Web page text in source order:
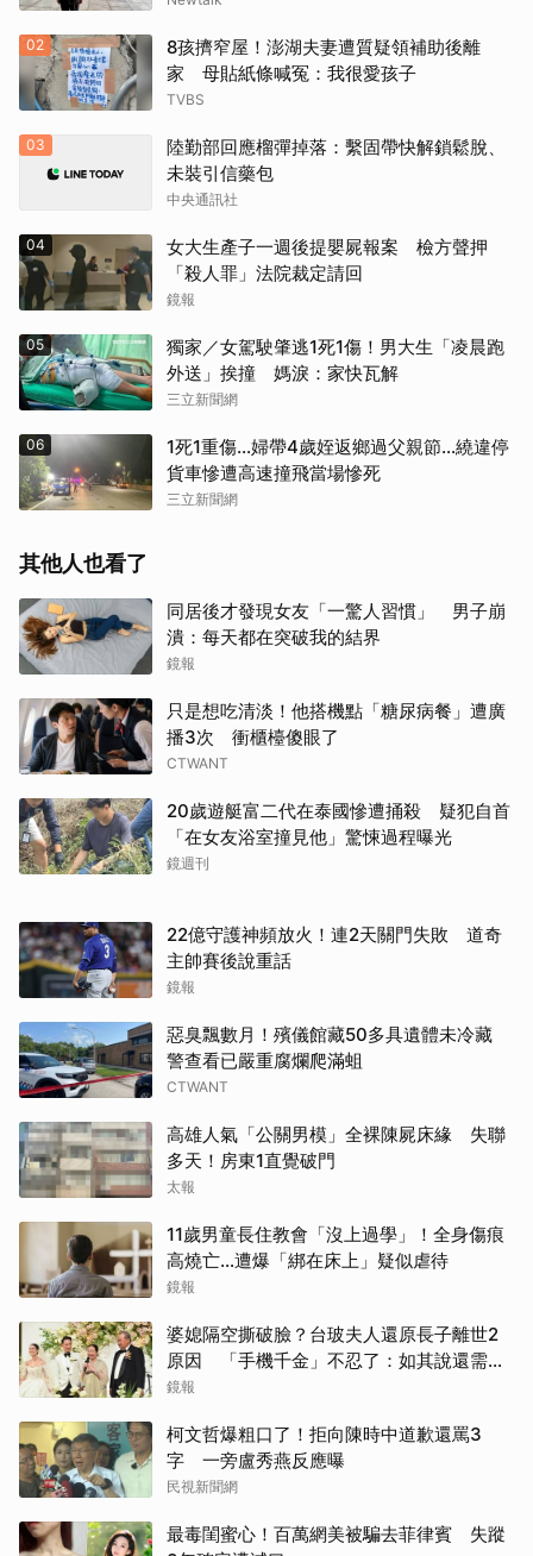
02
8孩擠窄屋！澎湖夫妻遭質疑領補助後離
家 母貼紙條喊冤：我很愛孩子
TVBS
03
陸勤部回應榴彈掉落：繫固帶快解鎖鬆脫、
未裝引信藥包
中央通訊社
04
女大生產子一週後提嬰屍報案 檢方聲押
「殺人罪」法院裁定請回
鏡報
05
獨家／女駕駛肇逃1死1傷！男大生「凌晨跑
外送」挨撞 媽淚：家快瓦解
三立新聞網
06
1死1重傷…婦帶4歲姪返鄉過父親節…繞違停
貨車慘遭高速撞飛當場慘死
三立新聞網
其他人也看了
同居後才發現女友「一驚人習慣」 男子崩
潰：每天都在突破我的結界
鏡報
只是想吃清淡！他搭機點「糖尿病餐」遭廣
播3次 衝櫃檯傻眼了
CTWANT
20歲遊艇富二代在泰國慘遭捅殺 疑犯自首
「在女友浴室撞見他」驚悚過程曝光
鏡週刊
22億守護神頻放火！連2天關門失敗 道奇
主帥賽後說重話
鏡報
惡臭飄數月！殯儀館藏50多具遺體未冷藏
警查看已嚴重腐爛爬滿蛆
CTWANT
高雄人氣「公關男模」全裸陳屍床緣 失聯
多天！房東1直覺破門
太報
11歲男童長住教會「沒上過學」！全身傷痕
高燒亡…遭爆「綁在床上」疑似虐待
鏡報
婆媳隔空撕破臉？台玻夫人還原長子離世2
原因 「手機千金」不忍了：如其說還需要
離開嗎？
鏡報
柯文哲爆粗口了！拒向陳時中道歉還罵3
字 一旁盧秀燕反應曝
民視新聞網
最毒閨蜜心！百萬網美被騙去菲律賓 失蹤